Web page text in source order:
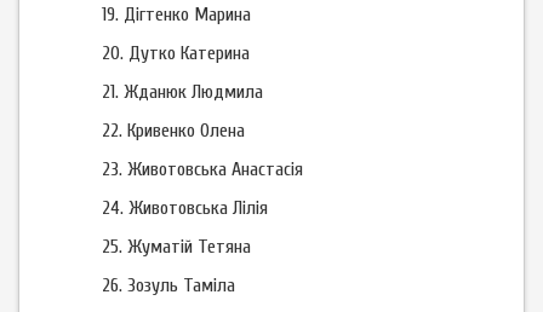
19. Дігтенко Марина
20. Дутко Катерина
21. Жданюк Людмила
22. Кривенко Олена
23. Животовська Анастасія
24. Животовська Лілія
25. Жуматій Тетяна
26. Зозуль Таміла